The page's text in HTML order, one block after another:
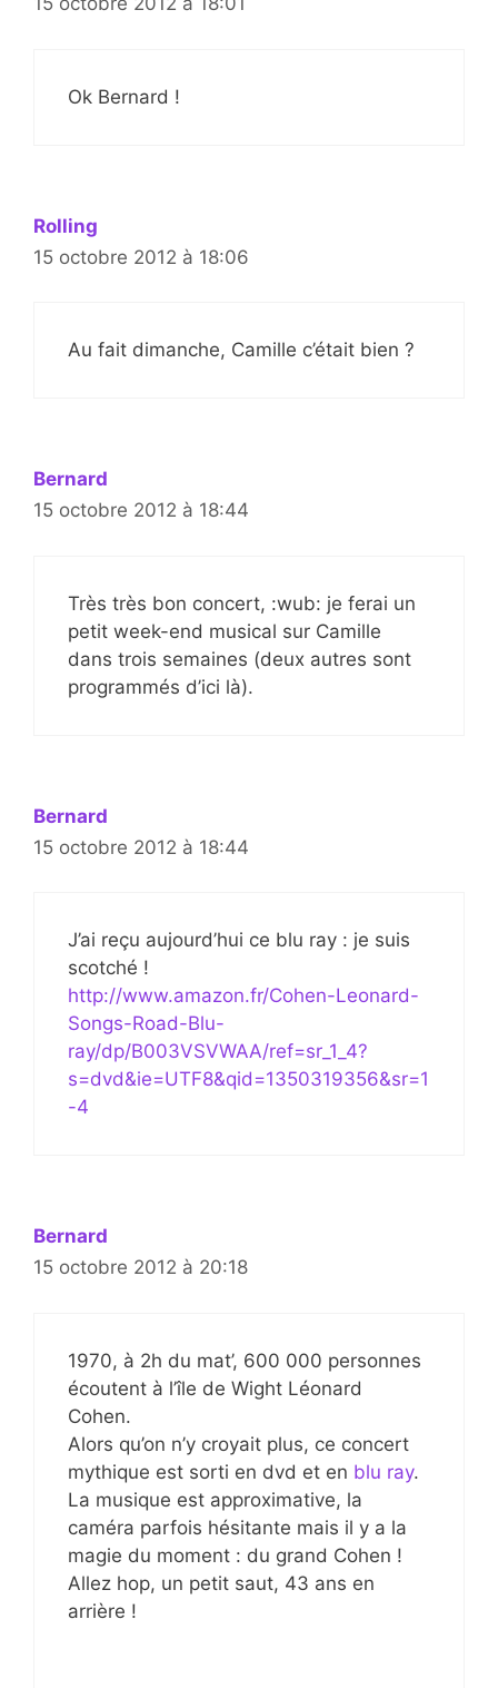
Ok Bernard !
Rolling
15 octobre 2012 à 18:06
Au fait dimanche, Camille c’était bien ?
Bernard
15 octobre 2012 à 18:44
Très très bon concert, :wub: je ferai un
petit week-end musical sur Camille
dans trois semaines (deux autres sont
programmés d’ici là).
Bernard
15 octobre 2012 à 18:44
J’ai reçu aujourd’hui ce blu ray : je suis
scotché !
http://www.amazon.fr/Cohen-Leonard-
Songs-Road-Blu-
ray/dp/B003VSVWAA/ref=sr_1_4?
s=dvd&ie=UTF8&qid=1350319356&sr=1
-4
Bernard
15 octobre 2012 à 20:18
1970, à 2h du mat’, 600 000 personnes
écoutent à l’île de Wight Léonard
Cohen.
Alors qu’on n’y croyait plus, ce concert
mythique est sorti en dvd et en blu ray.
La musique est approximative, la
caméra parfois hésitante mais il y a la
magie du moment : du grand Cohen !
Allez hop, un petit saut, 43 ans en
arrière !